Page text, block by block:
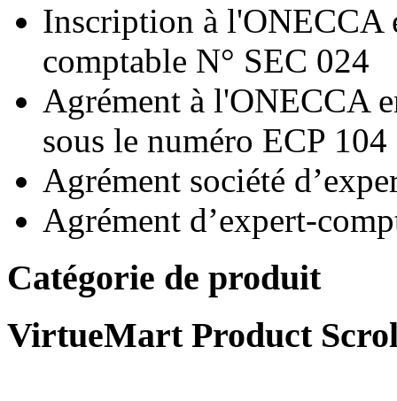
Inscription à l'ONECCA
comptable N° SEC 024
Agrément à l'ONECCA
sous le numéro ECP 104
Agrément société
Agrément d’expert-
Catégorie de produit
VirtueMart Product